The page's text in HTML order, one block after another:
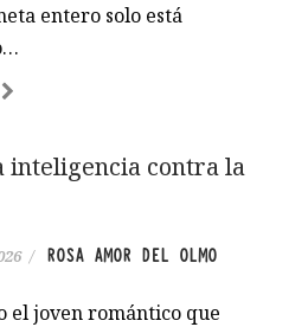
entero solo está
inteligencia contra la
/ ROSA AMOR DEL OLMO
el joven romántico que